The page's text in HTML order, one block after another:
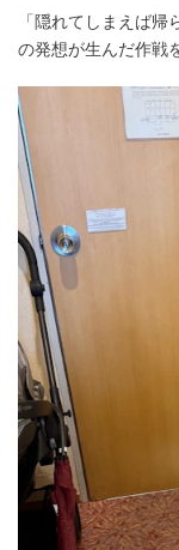
「隠れてしまえば
の発想が生んだ作戦